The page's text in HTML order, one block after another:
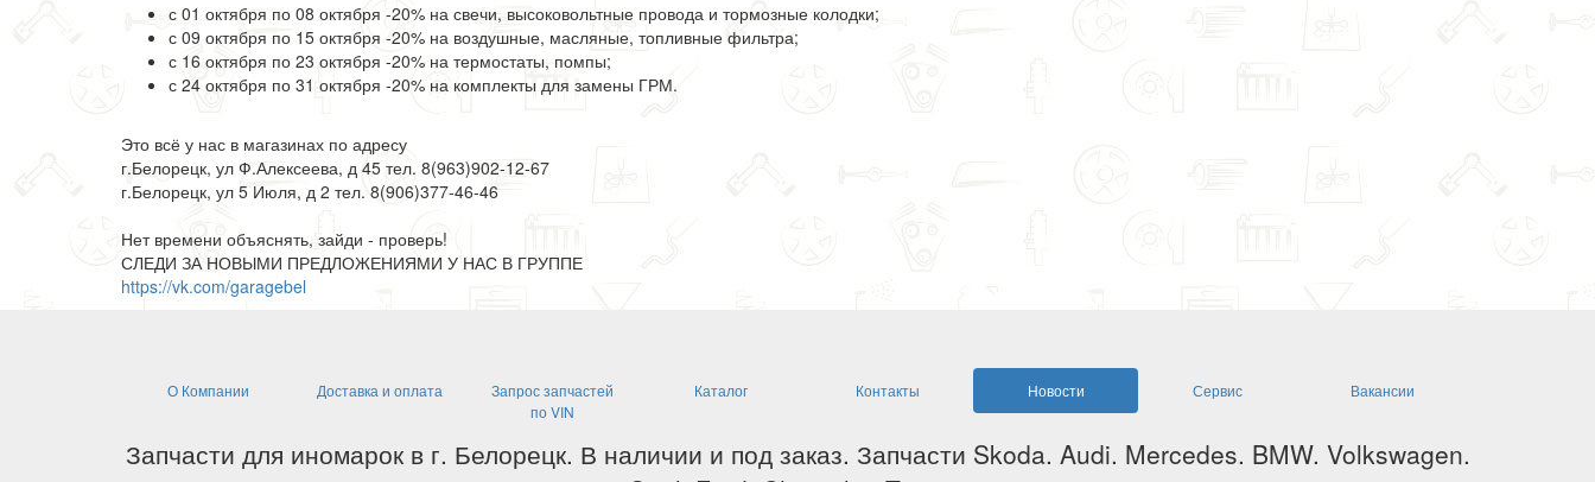
с 01 октября по 08 октября -20% на свечи, высоковольтные провода и тормозные колодки;
с 09 октября по 15 октября -20% на воздушные, масляные, топливные фильтра;
с 16 октября по 23 октября -20% на термостаты, помпы;
с 24 октября по 31 октября -20% на комплекты для замены ГРМ.
Это всё у нас в магазинах по адресу
г.Белорецк, ул Ф.Алексеева, д 45 тел. 8(963)902-12-67
г.Белорецк, ул 5 Июля, д 2 тел. 8(906)377-46-46
Нет времени объяснять, зайди - проверь!
СЛЕДИ ЗА НОВЫМИ ПРЕДЛОЖЕНИЯМИ У НАС В ГРУППЕ
https://vk.com/garagebel
О Компании Доставка и оплата
Запрос запчастей
по VIN
Каталог Контакты Новости Сервис Вакансии
Запчасти для иномарок в г. Белорецк. В наличии и под заказ. Запчасти Skoda. Audi. Mercedes. BMW. Volkswagen.